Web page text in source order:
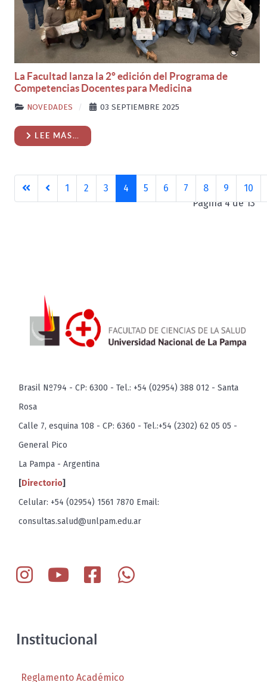
La Facultad lanza la 2° edición del Programa de
Competencias Docentes para Medicina
NOVEDADES 03 SEPTIEMBRE 2025
LEE MÁS…
Página 4 de 13
1 2 3 4 5 6 7 8 9 10
Brasil Nº794 - CP: 6300 - Tel.: +54 (02954) 388 012 - Santa
Rosa
Calle 7, esquina 108 - CP: 6360 - Tel.:+54 (2302) 62 05 05 -
General Pico
La Pampa - Argentina
[Directorio]
Celular: +54 (02954) 1561 7870 Email:
consultas.salud@unlpam.edu.ar
Institucional
Reglamento Académico